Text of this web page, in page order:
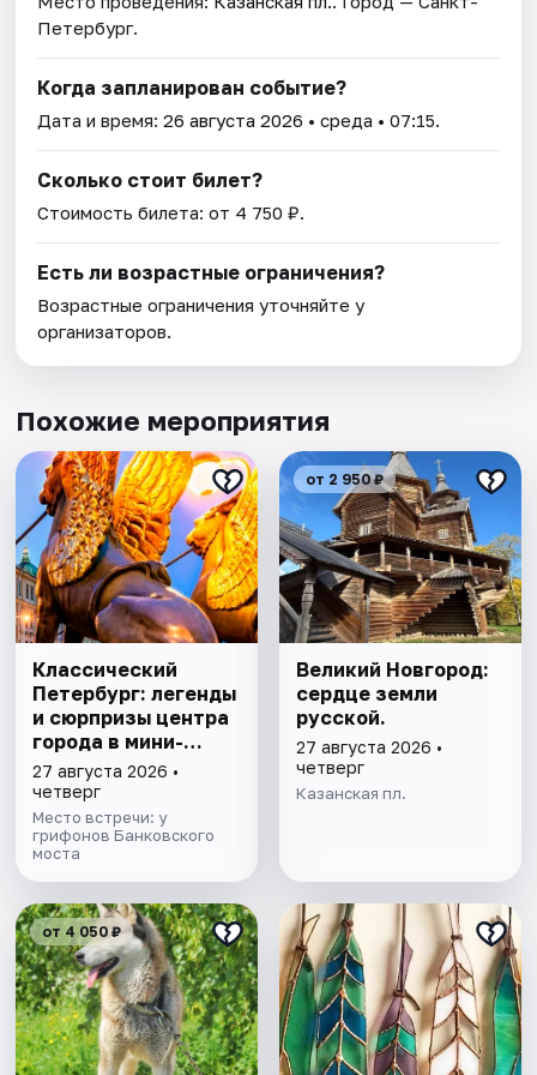
Петербург.
Когда запланирован событие?
Дата и время:26 августа 2026 • среда • 07:15.
Сколько стоит билет?
Стоимость билета: от 4 750 ₽.
Есть ли возрастные ограничения?
Возрастные ограничения уточняйте у
организаторов.
Похожие мероприятия
Классический
Петербург: легенды
и сюрпризы центра
города в мини-
группе
27 августа 2026 •
четверг
Место встречи: у
грифонов Банковского
моста
от 2 950 ₽
Великий Новгород:
сердце земли
русской.
27 августа 2026 •
четверг
Казанская пл.
от 4 050 ₽